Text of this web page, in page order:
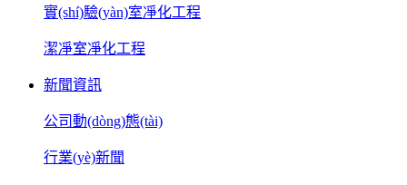
實(shí)驗(yàn)室凈化工程
潔凈室凈化工程
新聞資訊
公司動(dòng)態(tài)
行業(yè)新聞